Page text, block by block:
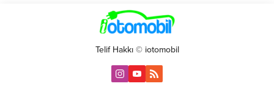
Telif Hakkı © iotomobil